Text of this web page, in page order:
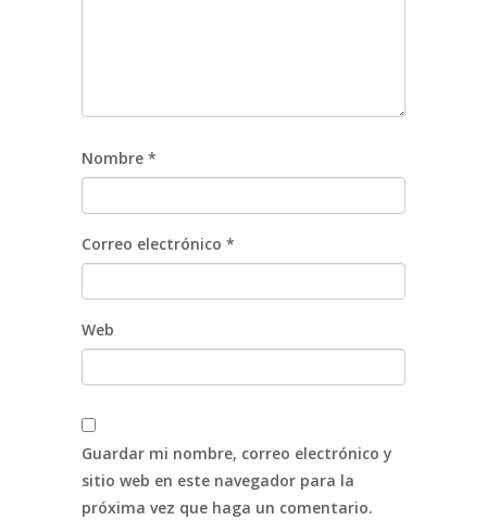
Nombre *
Correo electrónico *
Web
Guardar mi nombre, correo electrónico y
sitio web en este navegador para la
próxima vez que haga un comentario.